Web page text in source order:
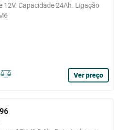
12V. Capacidade 24Ah. Ligação
Ver preço